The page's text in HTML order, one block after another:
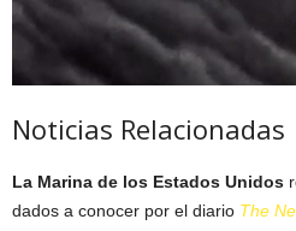
Noticias Relacionadas
La Marina de los Estados Unidos
dados a conocer por el diario The